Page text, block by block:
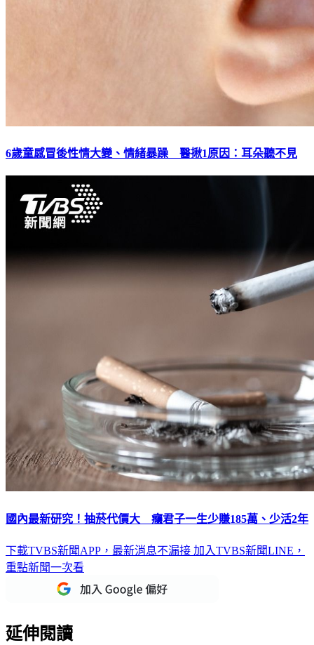
6歲童感冒後性情大變、情緒暴躁 醫揪1原因：耳朵聽不見
國內最新研究！抽菸代價大 癮君子一生少賺185萬、少活2年
下載TVBS新聞APP，最新消息不漏接 加入TVBS新聞LINE，
重點新聞一次看
延伸閱讀